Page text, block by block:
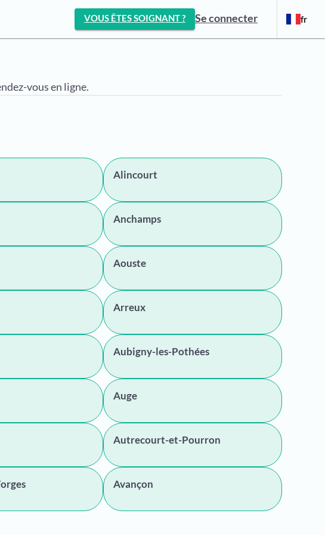
VOUS ÊTES SOIGNANT ? Se connecter fr
vous en ligne.
Alincourt
Anchamps
Aouste
Arreux
Aubigny-les-Pothées
Auge
Autrecourt-et-Pourron
Avançon